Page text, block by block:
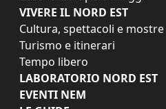
VIVERE IL NORD EST
Cultura, spettacoli e mostre
Turismo e itinerari
Tempo libero
LABORATORIO NORD EST
EVENTI NEM